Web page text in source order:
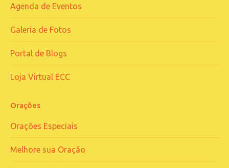
Agenda de Eventos
Galeria de Fotos
Portal de Blogs
Loja Virtual ECC
Orações
Orações Especiais
Melhore sua Oração